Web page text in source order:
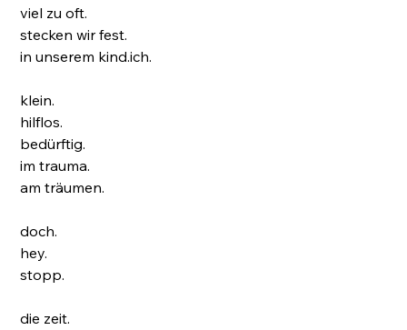
viel zu oft.
stecken wir fest.
in unserem kind.ich.
klein.
hilflos.
bedürftig.
im trauma.
am träumen.
doch.
hey.
stopp.
die zeit.